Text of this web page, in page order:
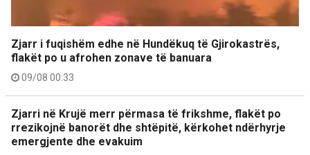
Zjarr i fuqishëm edhe në Hundëkuq të Gjirokastrës,
flakët po u afrohen zonave të banuara
09/08 00:33
Zjarri në Krujë merr përmasa të frikshme, flakët po
rrezikojnë banorët dhe shtëpitë, kërkohet ndërhyrje
emergjente dhe evakuim